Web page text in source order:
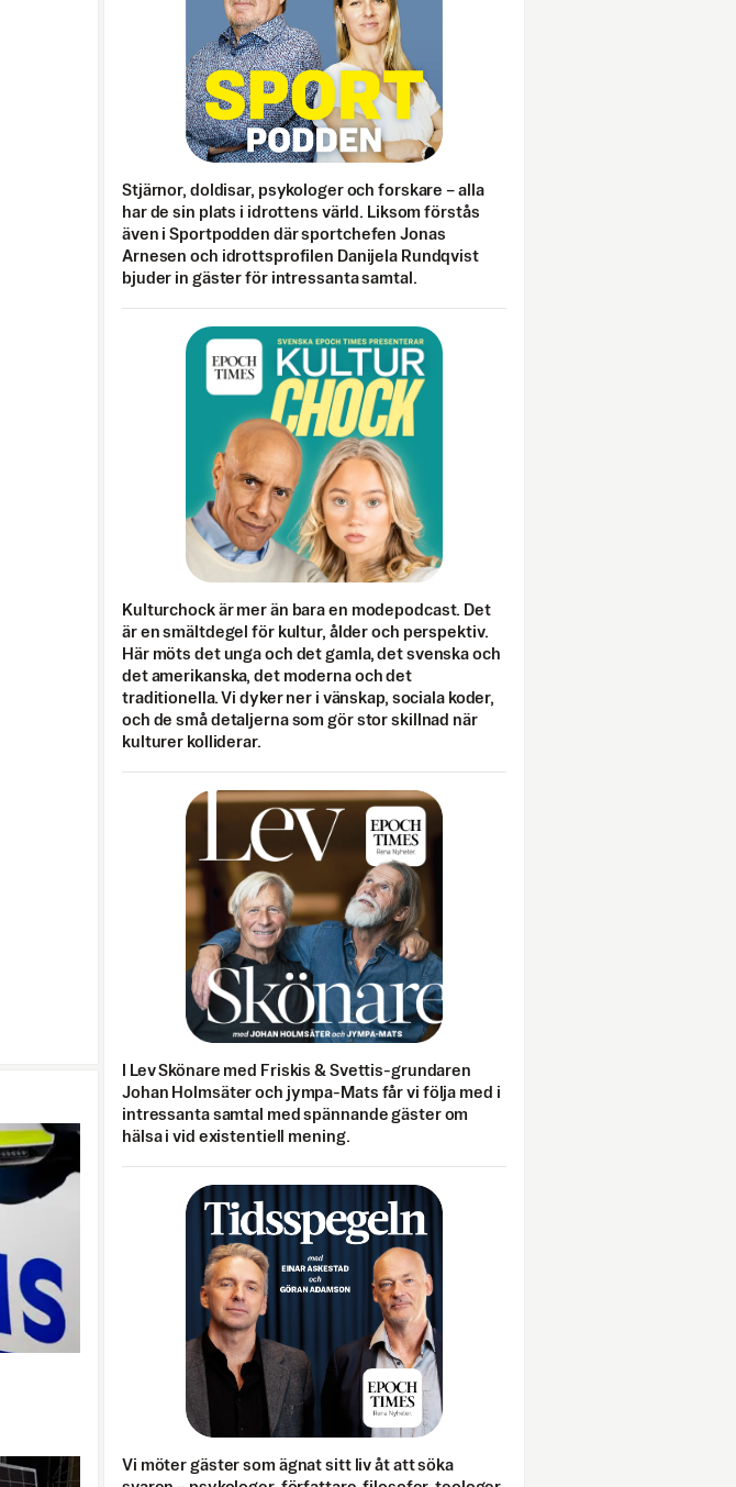
Stjärnor, doldisar, psykologer och forskare – alla
har de sin plats i idrottens värld. Liksom förstås
även i Sportpodden där sportchefen Jonas
Arnesen och idrottsprofilen Danijela Rundqvist
bjuder in gäster för intressanta samtal.
Kulturchock är mer än bara en modepodcast. Det
är en smältdegel för kultur, ålder och perspektiv.
Här möts det unga och det gamla, det svenska och
det amerikanska, det moderna och det
traditionella. Vi dyker ner i vänskap, sociala koder,
och de små detaljerna som gör stor skillnad när
kulturer kolliderar.
I Lev Skönare med Friskis & Svettis-grundaren
Johan Holmsäter och jympa-Mats får vi följa med i
intressanta samtal med spännande gäster om
hälsa i vid existentiell mening.
Vi möter gäster som ägnat sitt liv åt att söka